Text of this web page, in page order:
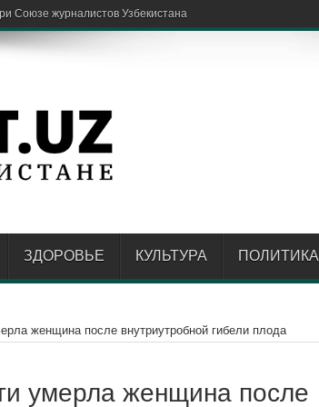
ЗДОРОВЬЕ КУЛЬТУРА ПОЛИТИКА
женщина после внутриутробной гибели плода
умерла женщина после